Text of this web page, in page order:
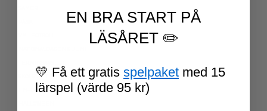
SKOLSTART
FN-DAGEN
EN BRA START PÅ
LÄSÅRET ✏️
💛 Få ett gratis spelpaket med 15
lärspel (värde 95 kr)